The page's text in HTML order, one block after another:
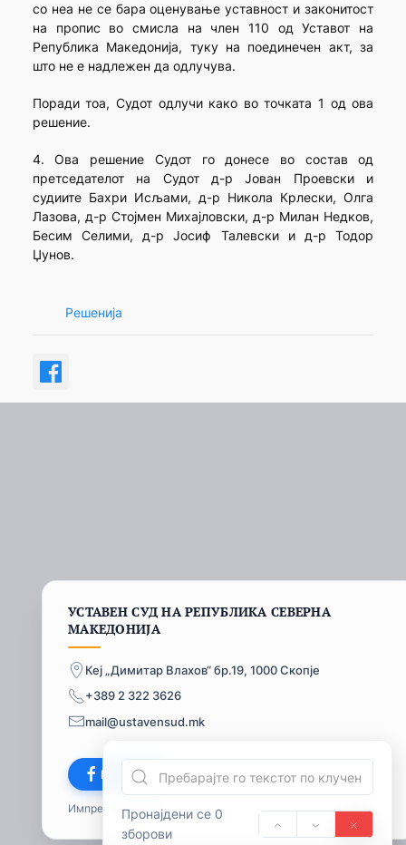
Пронајдени се 0
зборови
со неа не се бара оценување уставност и законитост
на пропис во смисла на член 110 од Уставот на
Република Македонија, туку на поединечен акт, за
што не е надлежен да одлучува.
Поради тоа, Судот одлучи како во точката 1 од ова
решение.
4. Ова решение Судот го донесе во состав од
претседателот на Судот д-р Јован Проевски и
судиите Бахри Исљами, д-р Никола Крлески, Олга
Лазова, д-р Стојмен Михајловски, д-р Милан Недков,
Бесим Селими, д-р Јосиф Талевски и д-р Тодор
Џунов.
Решенија
УСТАВЕН СУД НА РЕПУБЛИКА СЕВЕРНА
МАКЕДОНИЈА
Кеј „Димитар Влахов“ бр.19, 1000 Скопје
+389 2 322 3626
mail@ustavensud.mk
Facebook
Импресум© 2026